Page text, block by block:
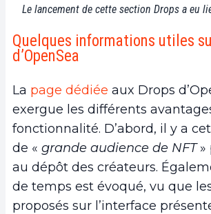
Le lancement de cette section Drops a eu
Quelques informations utiles
d’OpenSea
La page dédiée aux Drops
exergue les différents
fonctionnalité. D’abord, il y a
de « grande audience de NFT»
au dépôt des créateurs.
de temps est évoqué, vu que
proposés sur l’interface